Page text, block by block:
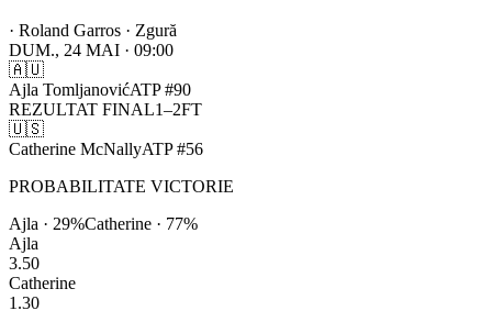
· Roland Garros · Zgură
DUM., 24 MAI · 09:00
🇦🇺
Ajla TomljanovićATP#90
REZULTAT FINAL1–2FT
🇺🇸
Catherine McNallyATP#56
PROBABILITATE VICTORIE
Ajla · 29%Catherine · 77%
Ajla
3.50
Catherine
1.30